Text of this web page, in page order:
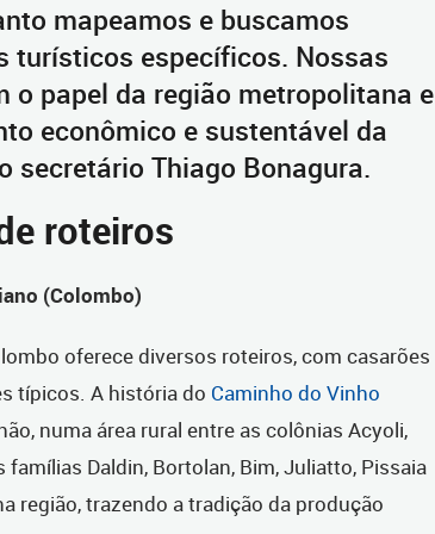
mapeamos e buscamos
turísticos específicos. Nossas
papel da região metropolitana e
econômico e sustentável da
secretário Thiago Bonagura.
roteiros
(Colombo)
oferece diversos roteiros, com casarões
típicos. A história do Caminho do Vinho
numa área rural entre as colônias Acyoli,
Daldin, Bortolan, Bim, Juliatto, Pissaia
região, trazendo a tradição da produção